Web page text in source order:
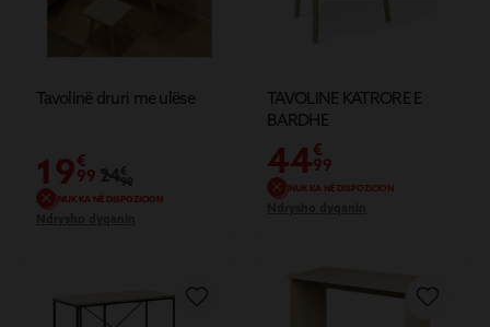
Tavolinë druri me ulëse
19€
99
NUK KA NË DISPOZICION
TAVOLINE KATRORE E
BARDHE
44€
99
NUK KA NË DISPOZICION